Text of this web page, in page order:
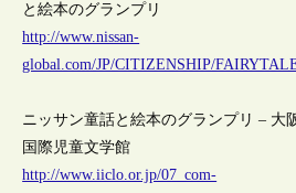
と絵本のグランプリ
http://www.nissan-
global.com/JP/CITIZENSHIP/
ニッサン童話と絵本のグランプリ – 大
国際児童文学館
http://www.iiclo.or.jp/07_com-